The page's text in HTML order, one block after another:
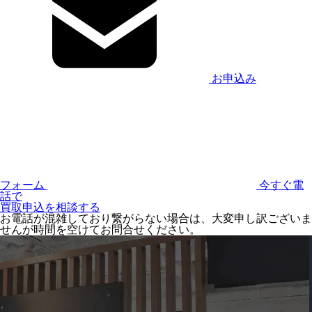
お申込み
フォーム
今すぐ電
話で
買取申込を相談する
お電話が混雑しており繋がらない場合は、大変申し訳ございま
せんが時間を空けてお問合せください。